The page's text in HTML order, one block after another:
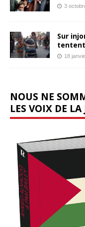
3
Sur
tentent
18
NOUS NE
LES VOIX DE LA